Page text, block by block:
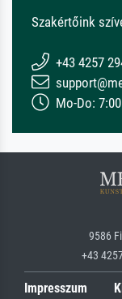
Szakértőink
+43 4257
Mo-Do:
9586
+43
Impresszum